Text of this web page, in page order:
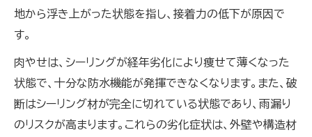
地から浮き上がった状態を指し、接着力の低下が原因で
す。
肉やせは、シーリングが経年劣化により痩せて薄くなった
状態で、十分な防水機能が発揮できなくなります。また、破
断はシーリング材が完全に切れている状態であり、雨漏り
のリスクが高まります。これらの劣化症状は、外壁や構造材